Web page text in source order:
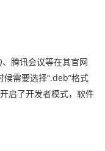
腾讯会议等在其官网
需要选择“.deb”格式
启了开发者模式，软件